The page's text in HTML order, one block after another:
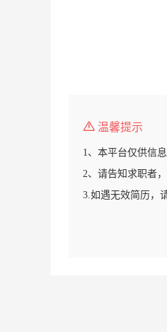
温馨提示
1、本平台仅供信
2、请告知求职者
3.如遇无效简历，